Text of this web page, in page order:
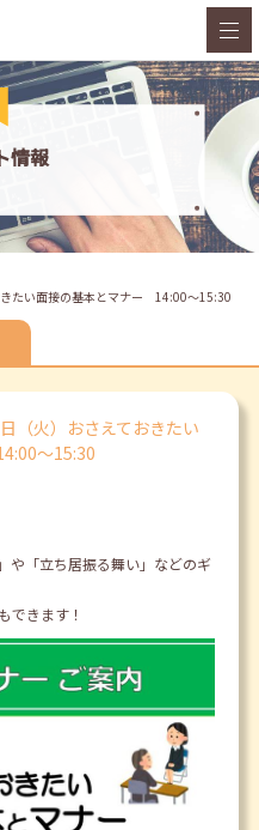
情報
きたい面接の基本とマナー 14:00～15:30
（火）おさえておきたい
～15:30
や「立ち居振る舞い」などのギ
できます！